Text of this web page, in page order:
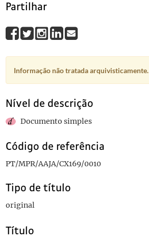
Partilhar
Informação não tratada arquivisticamente.
Nível de descrição
Documento simples
Código de referência
PT/MPR/AAJA/CX169/0010
Tipo de título
original
Título